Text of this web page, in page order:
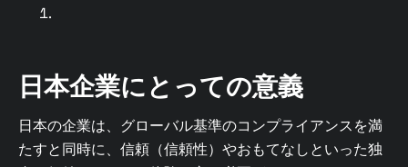
日本企業にとっての意義
日本の企業は、グローバル基準のコンプライアンスを満
たすと同時に、信頼（信頼性）やおもてなしといった独